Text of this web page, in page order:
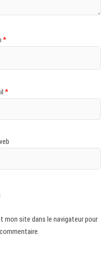
*
*
mon site dans le navigateur pour